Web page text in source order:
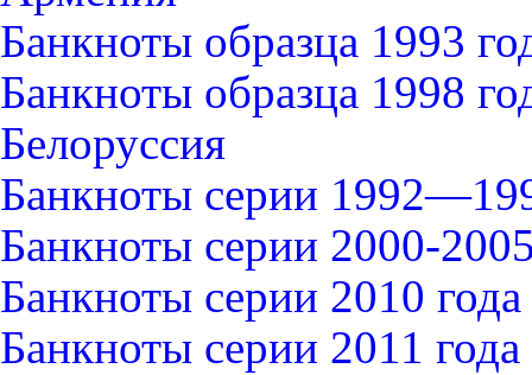
Банкноты образца 1993
Банкноты образца 1998
Белоруссия
Банкноты серии
Банкноты серии 2000-
Банкноты серии 2010 года
Банкноты серии 2011 года